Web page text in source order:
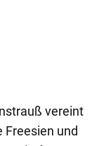
vereint
Freesien und